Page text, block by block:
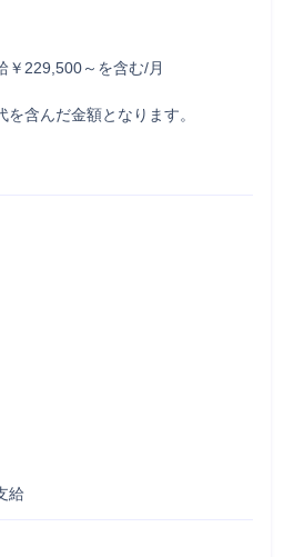
￥229,500～を含む/月
含んだ金額となります。
給